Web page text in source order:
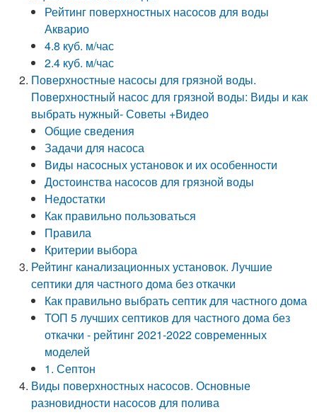
Рейтинг поверхностных насосов для воды
Акварио
4.8 куб. м/час
2.4 куб. м/час
Поверхностные насосы для грязной воды.
Поверхностный насос для грязной воды: Виды и как
выбрать нужный- Советы +Видео
Общие сведения
Задачи для насоса
Виды насосных установок и их особенности
Достоинства насосов для грязной воды
Недостатки
Как правильно пользоваться
Правила
Критерии выбора
Рейтинг канализационных установок. Лучшие
септики для частного дома без откачки
Как правильно выбрать септик для частного дома
ТОП 5 лучших септиков для частного дома без
откачки - рейтинг 2021-2022 современных
моделей
1. Септон
Виды поверхностных насосов. Основные
разновидности насосов для полива